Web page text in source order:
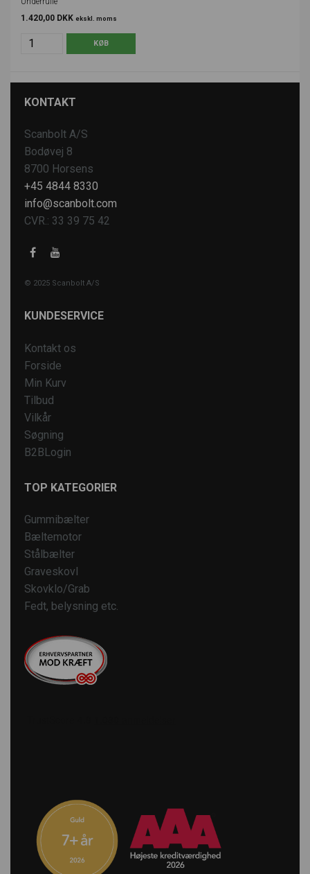
1.420,00 DKK ekskl. moms
KONTAKT
Scanbolt A/S
Bodøvej 8
8700 Horsens
+45 4844 8330
info@scanbolt.com
CVR.: 33 39 75 42
© 2025 Scanbolt A/S
KUNDESERVICE
Kontakt os
Forside
Min Kurv
Tilbud
Vilkår
Søgning
B2BLogin
TOP KATEGORIER
Gummibælter
Bæltemotor
Stålbælter
Graveskovl
Skovklo/Grab
Fedt, belysning etc.